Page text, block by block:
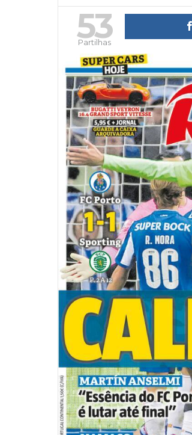
53
Partilhas